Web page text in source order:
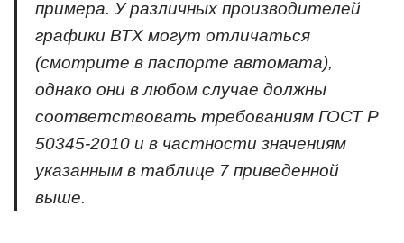
примера. У различных производителей
графики ВТХ могут отличаться
(смотрите в паспорте автомата),
однако они в любом случае должны
соответствовать требованиям ГОСТ Р
50345-2010 и в частности значениям
указанным в таблице 7 приведенной
выше.